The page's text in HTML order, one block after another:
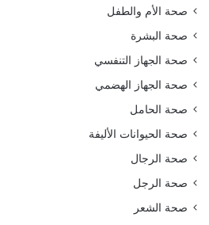
صحة الأم والطفل
صحة البشرة
صحة الجهاز التنفسي
صحة الجهاز الهضمي
صحة الحامل
صحة الحيوانات الأليفة
صحة الرجال
صحة الرجل
صحة الشعر